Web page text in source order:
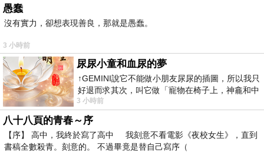
愚蠢
沒有實力，卻想表現善良，那就是愚蠢。
3 小時前
尿尿小童和血尿的夢
↑GEMINI說它不能做小朋友尿尿的插圖，所以我只
好退而求其次，叫它做「寵物在椅子上，神龕和中
年人臉孔」的畫了。 六月底
3 小時前
八十八頁的青春～序
【序】 高中，我終於寫了高中 我刻意不看電影《夜校女生》，直到
書稿全數殺青。刻意的。 不過畢竟是替自己寫序（